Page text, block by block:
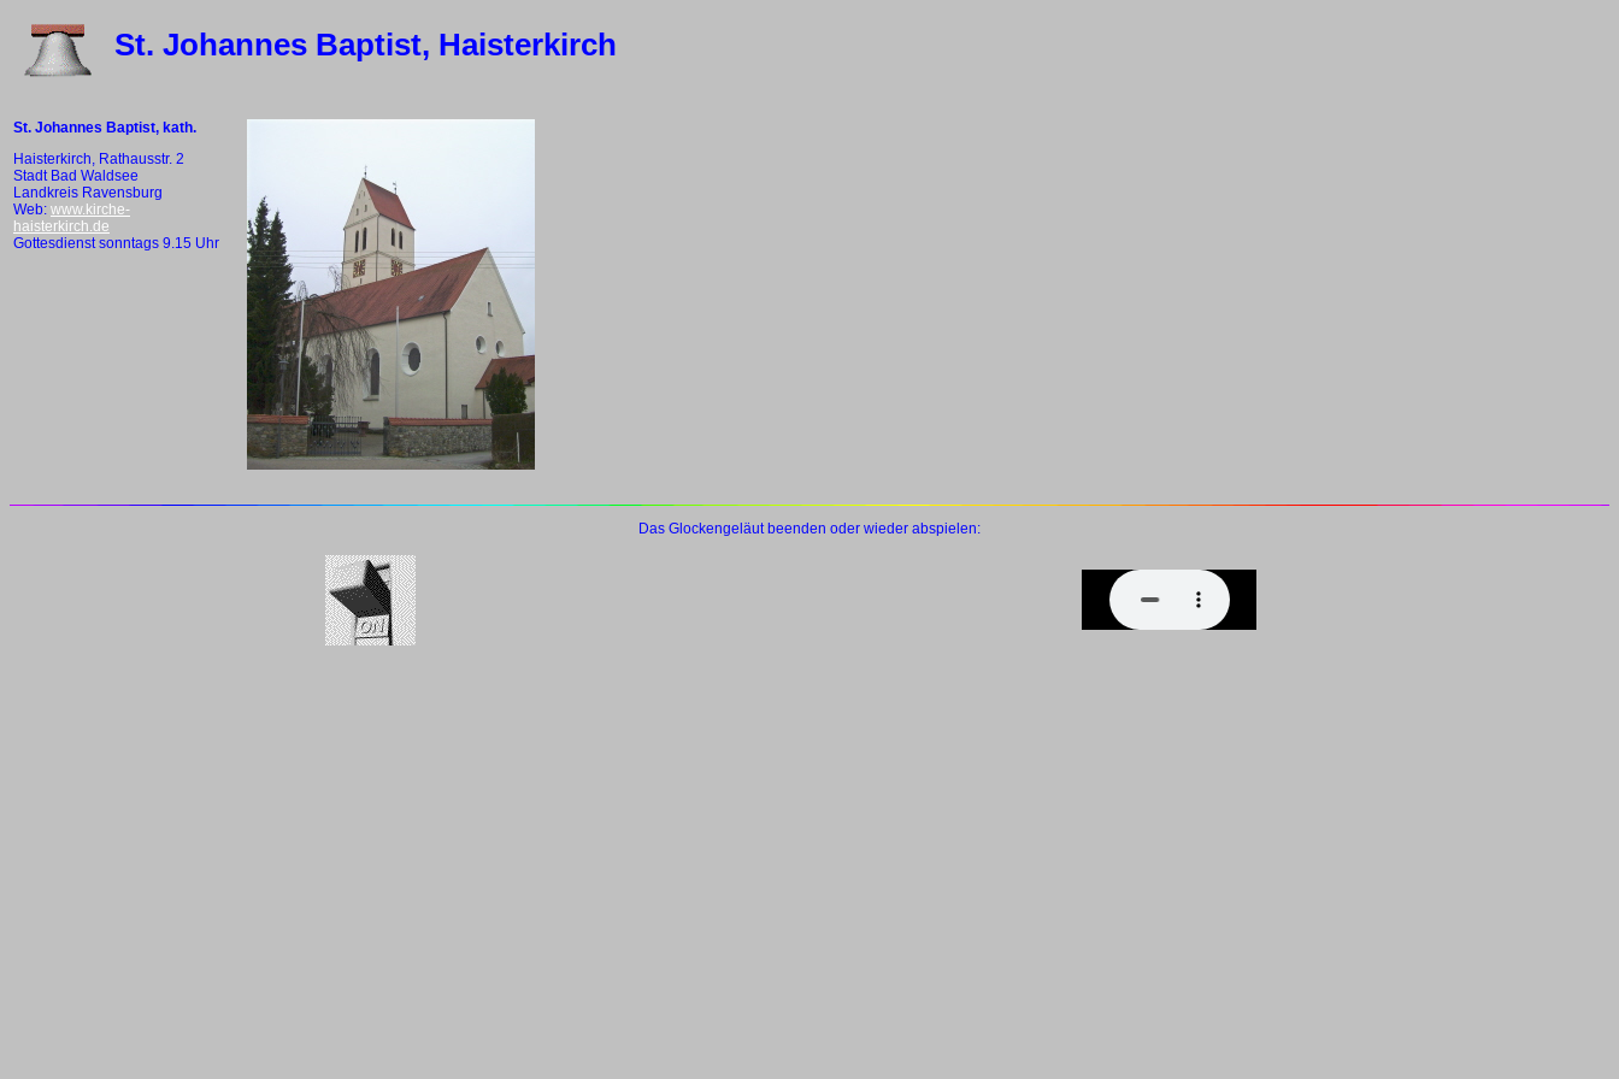
St. Johannes Baptist, Haisterkirch
St. Johannes Baptist, kath.
Haisterkirch, Rathausstr. 2
Stadt Bad Waldsee
Landkreis Ravensburg
Web: www.kirche-
haisterkirch.de
Gottesdienst sonntags 9.15 Uhr
Das Glockengeläut beenden oder wieder abspielen: